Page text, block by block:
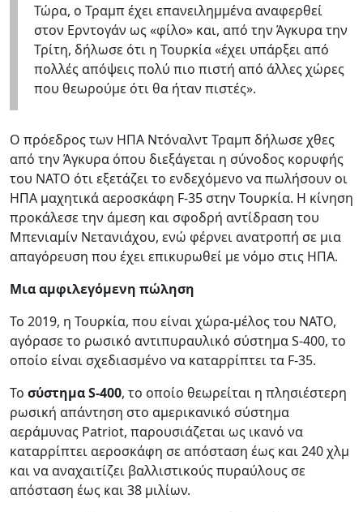
Τώρα, ο Τραμπ έχει επανειλημμένα αναφερθεί
στον Ερντογάν ως «φίλο» και, από την Άγκυρα την
Τρίτη, δήλωσε ότι η Τουρκία «έχει υπάρξει από
πολλές απόψεις πολύ πιο πιστή από άλλες χώρες
που θεωρούμε ότι θα ήταν πιστές».
Ο πρόεδρος των ΗΠΑ Ντόναλντ Τραμπ δήλωσε χθες
από την Άγκυρα όπου διεξάγεται η σύνοδος κορυφής
του ΝΑΤΟ ότι εξετάζει το ενδεχόμενο να πωλήσουν οι
ΗΠΑ μαχητικά αεροσκάφη F-35 στην Τουρκία. Η κίνηση
προκάλεσε την άμεση και σφοδρή αντίδραση του
Μπενιαμίν Νετανιάχου, ενώ φέρνει ανατροπή σε μια
απαγόρευση που έχει επικυρωθεί με νόμο στις ΗΠΑ.
Μια αμφιλεγόμενη πώληση
Το 2019, η Τουρκία, που είναι χώρα-μέλος του ΝΑΤΟ,
αγόρασε το ρωσικό αντιπυραυλικό σύστημα S-400, το
οποίο είναι σχεδιασμένο να καταρρίπτει τα F-35.
Το σύστημα S-400, το οποίο θεωρείται η πλησιέστερη
ρωσική απάντηση στο αμερικανικό σύστημα
αεράμυνας Patriot, παρουσιάζεται ως ικανό να
καταρρίπτει αεροσκάφη σε απόσταση έως και 240 χλμ
και να αναχαιτίζει βαλλιστικούς πυραύλους σε
απόσταση έως και 38 μιλίων.